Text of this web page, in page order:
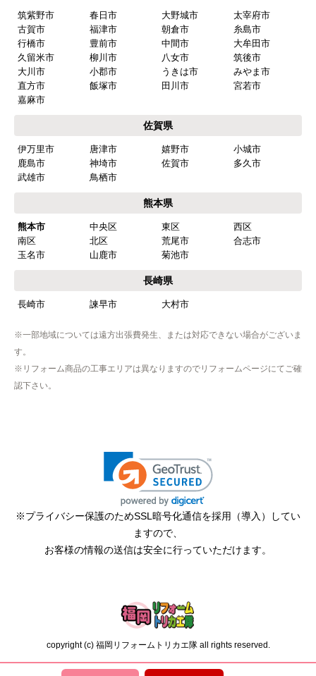
商品の梱包は必要十分なものでしたか？
またこのショップを利用したいですか？
文時期】2026年03月頃（モバイルから）
【このショップを選んだ理由は？】
商品価格がお手頃だった
【注文からどのくらいで届きましたか？】
忘れました
【その他感想・コメント】
工事は土曜日に申し込んだが、
たので、仕事を1日休まなければならなかった。
予定の期日までに商品が届きましたか？
はい
商品の梱包は必要十分なものでしたか？
はい
【注文商品】エアコン・クーラー 【注
文時期】2026年02月頃（モバイルから）
筑紫野市
春日市 大野城市
太宰府市
古賀市
福津市 朝倉市
糸島市
行橋市
豊前市 中間市
大牟田市
久留米市
柳川市 八女市
筑後市
大川市
小郡市 うきは市
みやま市
直方市
飯塚市 田川市
宮若市
嘉麻市
佐賀県
伊万里市 唐津市 嬉野市
小城市
鹿島市
神埼市 佐賀市
多久市
武雄市
鳥栖市
熊本県
熊本市 中央区 東区
西区
南区
北区 荒尾市
合志市
玉名市
山鹿市 菊池市
長崎県
長崎市 諫早市 大村市
※一部地域については遠方出張費発生、または対応できない場合がございま
す。
※リフォーム商品の工事エリアは異なりますのでリフォームページにてご確
認下さい。
※プライバシー保護のためSSL暗号化通信を採用（導入）してい
ますので、
お客様の情報の送信は安全に行っていただけます。
copyright (c) 福岡リフォームトリカエ隊 all rights reserved.